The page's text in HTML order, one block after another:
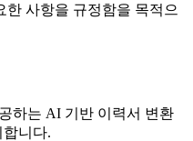
한 사항을 규정함을 목적으
하는 AI 기반 이력서 변환
니다.